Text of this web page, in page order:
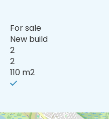
For sale
New build
2
2
110 m2